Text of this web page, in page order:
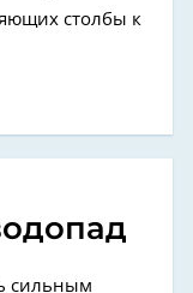
столбы к
сильным